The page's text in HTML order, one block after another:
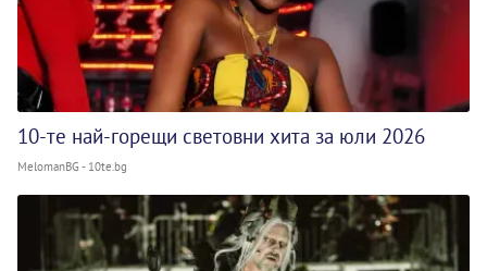
10-те най-горещи световни хита за юли 2026
MelomanBG - 10te.bg